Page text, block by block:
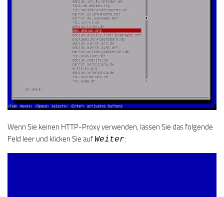
Wenn Sie keinen HTTP-Proxy verwenden, lassen Sie das folgende
Feld leer und klicken Sie aufWeiter: